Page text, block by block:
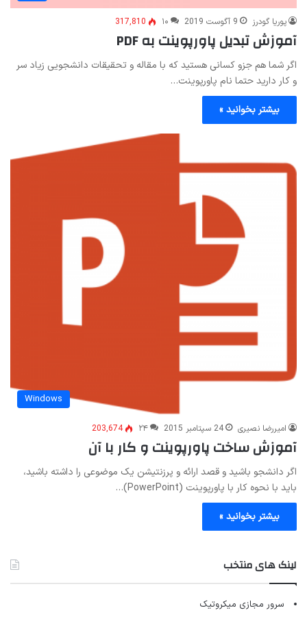
پوریا گودرز 9 آگوست 2019 ۱۰ 317,810
آموزش تبدیل پاورپوینت به PDF
اگر شما هم جزو کسانی هستید که با مقاله و تحقیقات دانشجویی زیاد سر
و کار دارید حتما نام پاورپوینت…
بیشتر بخوانید »
Windows
امیررضا نصیری 24 سپتامبر 2015 ۲۴ 203,674
آموزش ساخت پاورپوینت و کار با آن
اگر دانشجو باشید و قصد ارائه و پرزنتیشن یک موضوعی را داشته باشید،
باید با نحوه کار با پاورپوینت (PowerPoint)…
بیشتر بخوانید »
لینک های منتخب
سرور مجازی میکروتیک